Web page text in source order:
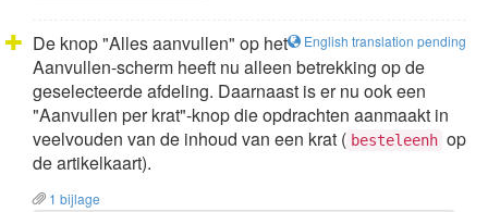
English translation pending
De knop "Alles aanvullen" op het
Aanvullen-scherm heeft nu alleen betrekking op de
geselecteerde afdeling. Daarnaast is er nu ook een
"Aanvullen per krat"-knop die opdrachten aanmaakt in
veelvouden van de inhoud van een krat ( besteleenh op
de artikelkaart).
1 bijlage